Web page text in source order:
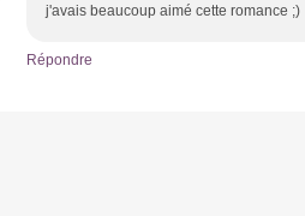
j'avais beaucoup aimé cette romance ;)
Répondre